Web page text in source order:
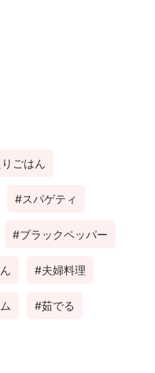
ごはん
スパゲティ
ブラックペッパー
夫婦料理
茹でる